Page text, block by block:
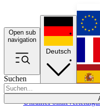
Open sub
navigation
Suchen
UkrainePolitik
Deutsch